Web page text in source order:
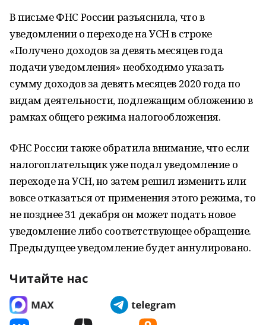
В письме ФНС России разъяснила, что в
уведомлении о переходе на УСН в строке
«Получено доходов за девять месяцев года
подачи уведомления» необходимо указать
сумму доходов за девять месяцев 2020 года по
видам деятельности, подлежащим обложению в
рамках общего режима налогообложения.
ФНС России также обратила внимание, что если
налогоплательщик уже подал уведомление о
переходе на УСН, но затем решил изменить или
вовсе отказаться от применения этого режима, то
не позднее 31 декабря он может подать новое
уведомление либо соответствующее обращение.
Предыдущее уведомление будет аннулировано.
Читайте нас